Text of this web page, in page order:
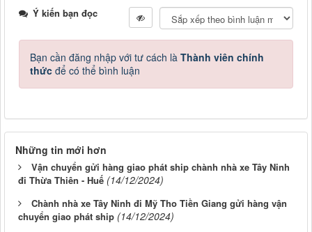
Ý kiến bạn đọc
Bạn cần đăng nhập với tư cách là Thành viên chính
thức để có thể bình luận
Những tin mới hơn
Vận chuyển gửi hàng giao phát ship chành nhà xe Tây Ninh
đi Thừa Thiên - Huế (14/12/2024)
Chành nhà xe Tây Ninh đi Mỹ Tho Tiền Giang gửi hàng vận
chuyển giao phát ship (14/12/2024)